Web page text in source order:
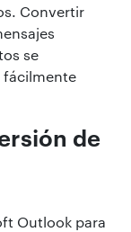
Convertir
se
fácilmente
de
Outlook para